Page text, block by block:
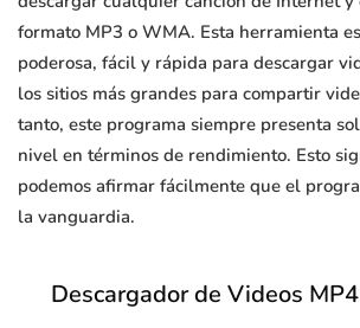
formato MP3 o WMA. Esta herramienta
poderosa, fácil y rápida para descargar
los sitios más grandes para compartir
tanto, este programa siempre presenta
nivel en términos de rendimiento. Esto
podemos afirmar fácilmente que el
la vanguardia.
Descargador de Videos